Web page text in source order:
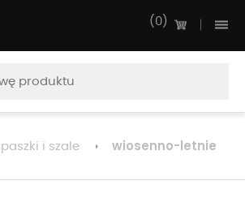
0
i szale wiosenno-letnie